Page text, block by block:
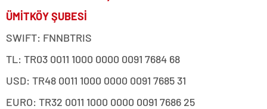
ÜMİTKÖY ŞUBESİ
SWIFT: FNNBTRIS
TL: TR03 0011 1000 0000 0091 7684 68
USD: TR48 0011 1000 0000 0091 7685 31
EURO: TR32 0011 1000 0000 0091 7686 25